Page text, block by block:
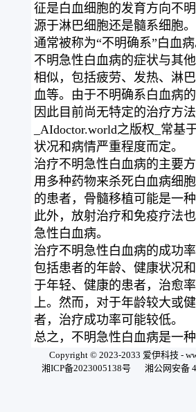
征是白血细胞的发育方向不
源于淋巴细胞还是髓系细胞
通常被称为“不明确系”白血病
不明急性白血病的症状与其
相似，包括疲劳、发热、淋
血等。由于不明确系白血病
因此目前尚无特定的治疗方
_AIdoctor.world之版权_常基
状况和病情严重程度而定。
治疗不明急性白血病的主要
用多种药物来杀死白血病细
的患者，骨髓移植可能是一
此外，放射治疗和免疫疗法
急性白血病。
治疗不明急性白血病的成功
包括患者的年龄、健康状况
于年轻、健康的患者，治愈
上。然而，对于年龄较大或
者，治疗成功率可能较低。
总之，不明急性白血病是一
型，其治疗方案通常基于患
和病情严重程度而定。化疗
Copyright © 2023-2033 爱伊科技 -
湘ICP备2023005138号
湘公网安备